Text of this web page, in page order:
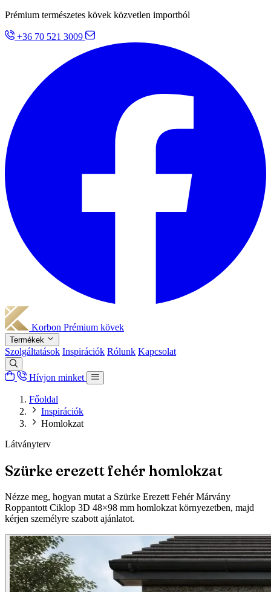
Prémium természetes kövek közvetlen importból
+36 70 521 3009
Korbon Prémium kövek
Termékek
Szolgáltatások Inspirációk Rólunk Kapcsolat
Hívjon minket
Főoldal
Inspirációk
Homlokzat
Látványterv
Szürke erezett fehér homlokzat
Nézze meg, hogyan mutat a Szürke Erezett Fehér Márvány
Roppantott Ciklop 3D 48×98 mm homlokzat környezetben, majd
kérjen személyre szabott ajánlatot.